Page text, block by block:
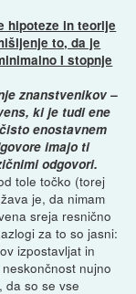
hipoteze in teorije
to, da je
I stopnje
znanstvenikov –
ki je tudi ene
enostavnem
imajo ti
odgovori.
tole točko (torej
je, da nimam
sreja resnično
za to so jasni:
izpostavljat in
nujno
da so se vse